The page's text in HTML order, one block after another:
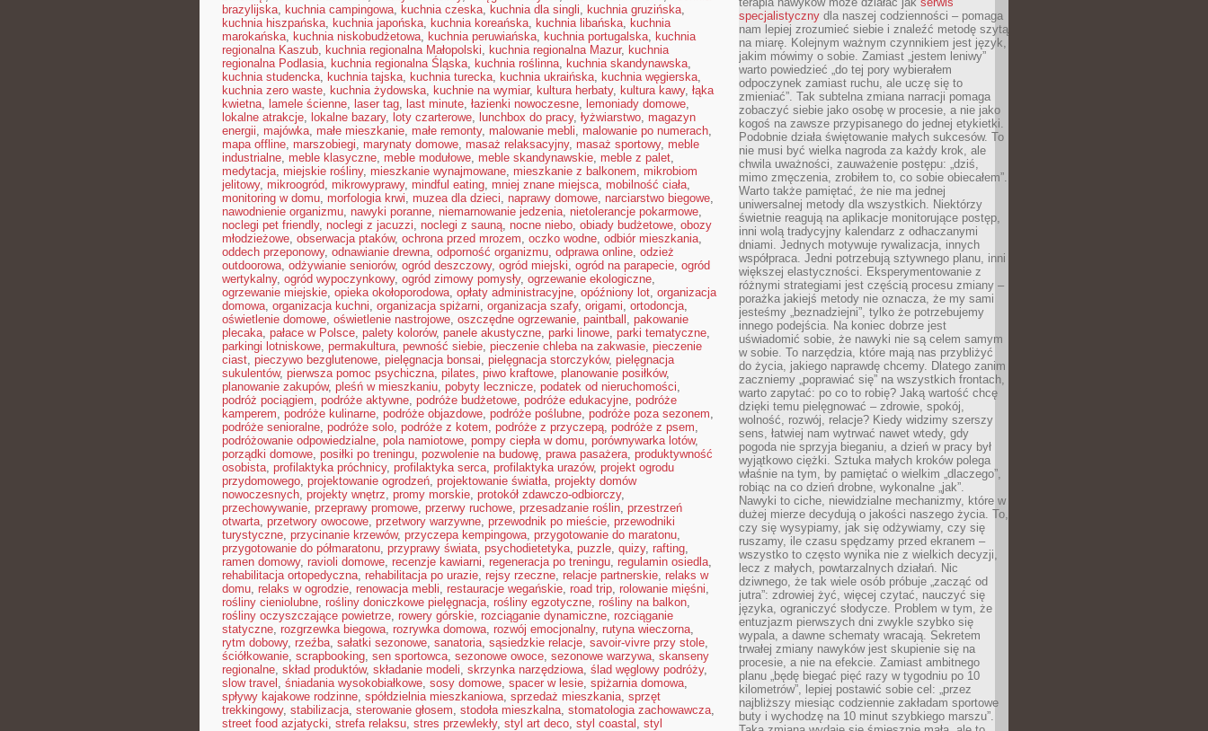
brazylijska, kuchnia campingowa, kuchnia czeska, kuchnia dla singli, kuchnia gruzińska,
kuchnia hiszpańska, kuchnia japońska, kuchnia koreańska, kuchnia libańska, kuchnia
marokańska, kuchnia niskobudżetowa, kuchnia peruwiańska, kuchnia portugalska, kuchnia
regionalna Kaszub, kuchnia regionalna Małopolski, kuchnia regionalna Mazur, kuchnia
regionalna Podlasia, kuchnia regionalna Śląska, kuchnia roślinna, kuchnia skandynawska,
kuchnia studencka, kuchnia tajska, kuchnia turecka, kuchnia ukraińska, kuchnia węgierska,
kuchnia zero waste, kuchnia żydowska, kuchnie na wymiar, kultura herbaty, kultura kawy, łąka
kwietna, lamele ścienne, laser tag, last minute, łazienki nowoczesne, lemoniady domowe,
lokalne atrakcje, lokalne bazary, loty czarterowe, lunchbox do pracy, łyżwiarstwo, magazyn
energii, majówka, małe mieszkanie, małe remonty, malowanie mebli, malowanie po numerach,
mapa offline, marszobiegi, marynaty domowe, masaż relaksacyjny, masaż sportowy, meble
industrialne, meble klasyczne, meble modułowe, meble skandynawskie, meble z palet,
medytacja, miejskie rośliny, mieszkanie wynajmowane, mieszkanie z balkonem, mikrobiom
jelitowy, mikroogród, mikrowyprawy, mindful eating, mniej znane miejsca, mobilność ciała,
monitoring w domu, morfologia krwi, muzea dla dzieci, naprawy domowe, narciarstwo biegowe,
nawodnienie organizmu, nawyki poranne, niemarnowanie jedzenia, nietolerancje pokarmowe,
noclegi pet friendly, noclegi z jacuzzi, noclegi z sauną, nocne niebo, obiady budżetowe, obozy
młodzieżowe, obserwacja ptaków, ochrona przed mrozem, oczko wodne, odbiór mieszkania,
oddech przeponowy, odnawianie drewna, odporność organizmu, odprawa online, odzież
outdoorowa, odżywianie seniorów, ogród deszczowy, ogród miejski, ogród na parapecie, ogród
wertykalny, ogród wypoczynkowy, ogród zimowy pomysły, ogrzewanie ekologiczne,
ogrzewanie miejskie, opieka okołoporodowa, opłaty administracyjne, opóźniony lot, organizacja
domowa, organizacja kuchni, organizacja spiżarni, organizacja szafy, origami, ortodoncja,
oświetlenie domowe, oświetlenie nastrojowe, oszczędne ogrzewanie, paintball , pakowanie
plecaka, pałace w Polsce, palety kolorów, panele akustyczne, parki linowe, parki tematyczne,
parkingi lotniskowe, permakultura, pewność siebie, pieczenie chleba na zakwasie, pieczenie
ciast, pieczywo bezglutenowe, pielęgnacja bonsai, pielęgnacja storczyków, pielęgnacja
sukulentów, pierwsza pomoc psychiczna, pilates, piwo kraftowe, planowanie posiłków,
planowanie zakupów, pleśń w mieszkaniu, pobyty lecznicze, podatek od nieruchomości,
podróż pociągiem, podróże aktywne, podróże budżetowe, podróże edukacyjne, podróże
kamperem, podróże kulinarne, podróże objazdowe, podróże poślubne, podróże poza sezonem,
podróże senioralne, podróże solo, podróże z kotem, podróże z przyczepą, podróże z psem,
podróżowanie odpowiedzialne, pola namiotowe, pompy ciepła w domu, porównywarka lotów,
porządki domowe, posiłki po treningu, pozwolenie na budowę, prawa pasażera, produktywność
osobista, profilaktyka próchnicy, profilaktyka serca, profilaktyka urazów, projekt ogrodu
przydomowego, projektowanie ogrodzeń, projektowanie światła, projekty domów
nowoczesnych, projekty wnętrz, promy morskie, protokół zdawczo-odbiorczy,
przechowywanie, przeprawy promowe, przerwy ruchowe, przesadzanie roślin, przestrzeń
otwarta, przetwory owocowe, przetwory warzywne, przewodnik po mieście, przewodniki
turystyczne, przycinanie krzewów, przyczepa kempingowa, przygotowanie do maratonu,
przygotowanie do półmaratonu, przyprawy świata, psychodietetyka, puzzle, quizy, rafting,
ramen domowy, ravioli domowe, recenzje kawiarni, regeneracja po treningu, regulamin osiedla,
rehabilitacja ortopedyczna, rehabilitacja po urazie, rejsy rzeczne, relacje partnerskie, relaks w
domu, relaks w ogrodzie, renowacja mebli, restauracje wegańskie, road trip, rolowanie mięśni,
rośliny cieniolubne, rośliny doniczkowe pielęgnacja, rośliny egzotyczne, rośliny na balkon,
rośliny oczyszczające powietrze, rowery górskie, rozciąganie dynamiczne, rozciąganie
statyczne, rozgrzewka biegowa, rozrywka domowa, rozwój emocjonalny, rutyna wieczorna,
rytm dobowy, rzeźba, sałatki sezonowe, sanatoria, sąsiedzkie relacje, savoir-vivre przy stole,
ściółkowanie, scrapbooking, sen sportowca, sezonowe owoce, sezonowe warzywa, skanseny
regionalne, skład produktów, składanie modeli, skrzynka narzędziowa, ślad węglowy podróży,
slow travel , śniadania wysokobiałkowe, sosy domowe, spacer w lesie, spiżarnia domowa,
spływy kajakowe rodzinne, spółdzielnia mieszkaniowa, sprzedaż mieszkania, sprzęt
trekkingowy, stabilizacja, sterowanie głosem, stodoła mieszkalna, stomatologia zachowawcza,
street food azjatycki, strefa relaksu, stres przewlekły, styl art deco, styl coastal , styl
specjalistyczny dla naszej codzienności – pomaga
nam lepiej zrozumieć siebie i znaleźć metodę szytą
na miarę. Kolejnym ważnym czynnikiem jest język,
jakim mówimy o sobie. Zamiast „jestem leniwy”
warto powiedzieć „do tej pory wybierałem
odpoczynek zamiast ruchu, ale uczę się to
zmieniać”. Tak subtelna zmiana narracji pomaga
zobaczyć siebie jako osobę w procesie, a nie jako
kogoś na zawsze przypisanego do jednej etykietki.
Podobnie działa świętowanie małych sukcesów. To
nie musi być wielka nagroda za każdy krok, ale
chwila uważności, zauważenie postępu: „dziś,
mimo zmęczenia, zrobiłem to, co sobie obiecałem”.
Warto także pamiętać, że nie ma jednej
uniwersalnej metody dla wszystkich. Niektórzy
świetnie reagują na aplikacje monitorujące postęp,
inni wolą tradycyjny kalendarz z odhaczanymi
dniami. Jednych motywuje rywalizacja, innych
współpraca. Jedni potrzebują sztywnego planu, inni
większej elastyczności. Eksperymentowanie z
różnymi strategiami jest częścią procesu zmiany –
porażka jakiejś metody nie oznacza, że my sami
jesteśmy „beznadziejni”, tylko że potrzebujemy
innego podejścia. Na koniec dobrze jest
uświadomić sobie, że nawyki nie są celem samym
w sobie. To narzędzia, które mają nas przybliżyć
do życia, jakiego naprawdę chcemy. Dlatego zanim
zaczniemy „poprawiać się” na wszystkich frontach,
warto zapytać: po co to robię? Jaką wartość chcę
dzięki temu pielęgnować – zdrowie, spokój,
wolność, rozwój, relacje? Kiedy widzimy szerszy
sens, łatwiej nam wytrwać nawet wtedy, gdy
pogoda nie sprzyja bieganiu, a dzień w pracy był
wyjątkowo ciężki. Sztuka małych kroków polega
właśnie na tym, by pamiętać o wielkim „dlaczego”,
robiąc na co dzień drobne, wykonalne „jak”.
Nawyki to ciche, niewidzialne mechanizmy, które w
dużej mierze decydują o jakości naszego życia. To,
czy się wysypiamy, jak się odżywiamy, czy się
ruszamy, ile czasu spędzamy przed ekranem –
wszystko to często wynika nie z wielkich decyzji,
lecz z małych, powtarzalnych działań. Nic
dziwnego, że tak wiele osób próbuje „zacząć od
jutra”: zdrowiej żyć, więcej czytać, nauczyć się
języka, ograniczyć słodycze. Problem w tym, że
entuzjazm pierwszych dni zwykle szybko się
wypala, a dawne schematy wracają. Sekretem
trwałej zmiany nawyków jest skupienie się na
procesie, a nie na efekcie. Zamiast ambitnego
planu „będę biegać pięć razy w tygodniu po 10
kilometrów”, lepiej postawić sobie cel: „przez
najbliższy miesiąc codziennie zakładam sportowe
buty i wychodzę na 10 minut szybkiego marszu”.